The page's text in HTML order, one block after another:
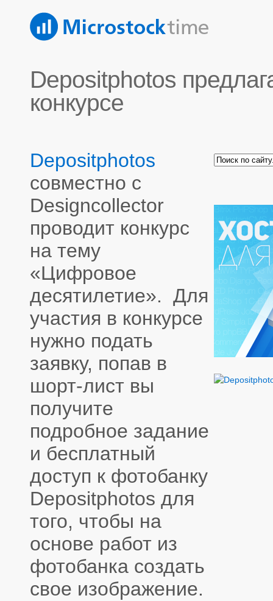
Depositphotos
конкурсе
Depositphotos
совместно с
Designcollector
проводит конкурс
на тему
«Цифровое
десятилетие». Для
участия в конкурсе
нужно подать
заявку, попав в
шорт-лист вы
получите
подробное задание
и бесплатный
доступ к фотобанку
Depositphotos для
того, чтобы на
основе работ из
фотобанка создать
свое изображение.